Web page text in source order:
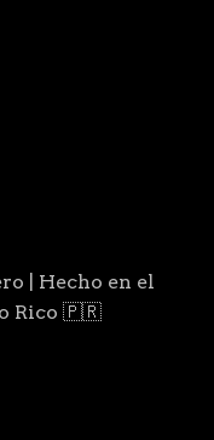
| Hecho en el
Rico 🇵🇷